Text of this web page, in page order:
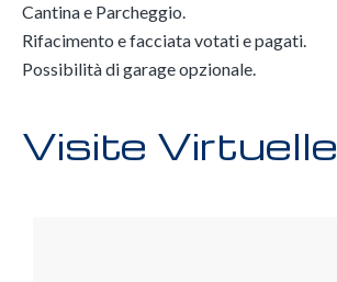
Cantina e Parcheggio.
Rifacimento e facciata votati e pagati.
Possibilità di garage opzionale.
Visite Virtuelle